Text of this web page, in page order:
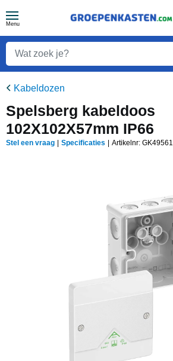
Menu
Kabeldozen
Spelsberg kabeldoos
102X102X57mm IP66
Stel een vraag Specificaties Artikelnr: GK49561